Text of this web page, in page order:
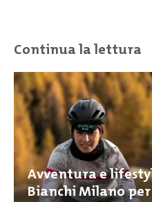
Continua la lettura
Avventura e
Bianchi Milano